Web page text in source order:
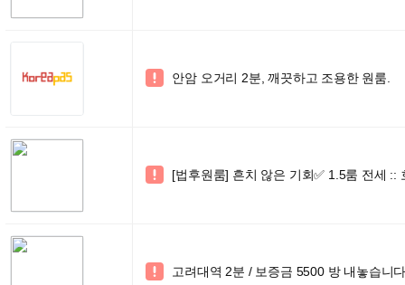
 안암 오거리 2분, 깨끗하고 조용한 원룸.
 [법후원룸] 흔치 않은 기회✅ 1.5룸 전세 ::
 고려대역 2분 / 보증금 5500 방 내놓습니